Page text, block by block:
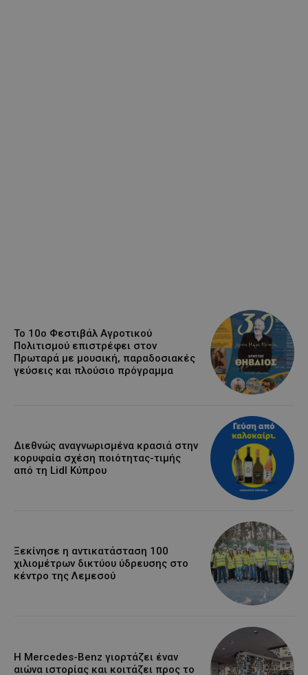
Το 10ο Φεστιβάλ Αγροτικού
Πολιτισμού επιστρέφει στον
Πρωταρά με μουσική, παραδοσιακές
γεύσεις και πλούσιο πρόγραμμα
Διεθνώς αναγνωρισμένα κρασιά στην
κορυφαία σχέση ποιότητας-τιμής
από τη Lidl Κύπρου
Ξεκίνησε η αντικατάσταση 100
χιλιομέτρων δικτύου ύδρευσης στο
κέντρο της Λεμεσού
Η Mercedes-Benz γιορτάζει έναν
αιώνα ιστορίας και κοιτάζει προς το